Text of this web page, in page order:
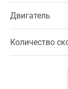
Двигатель
Количество